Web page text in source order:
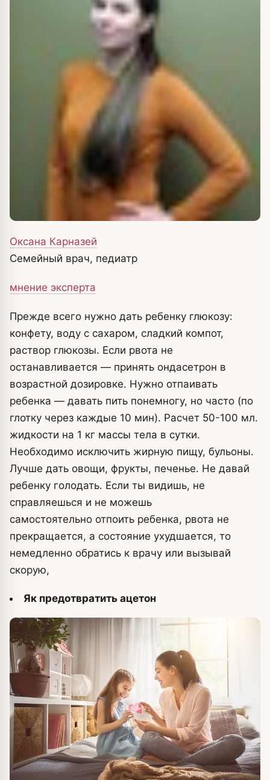
Оксана Карназей
Семейный врач, педиатр
мнение эксперта
Прежде всего нужно дать ребенку глюкозу:
конфету, воду с сахаром, сладкий компот,
раствор глюкозы. Если рвота не
останавливается — принять ондасетрон в
возрастной дозировке. Нужно отпаивать
ребенка — давать пить понемногу, но часто (по
глотку через каждые 10 мин). Расчет 50-100 мл.
жидкости на 1 кг массы тела в сутки.
Необходимо исключить жирную пищу, бульоны.
Лучше дать овощи, фрукты, печенье. Не давай
ребенку голодать. Если ты видишь, не
справляешься и не можешь
самостоятельно отпоить ребенка, рвота не
прекращается, а состояние ухудшается, то
немедленно обратись к врачу или вызывай
скорую,
Як предотвратить ацетон